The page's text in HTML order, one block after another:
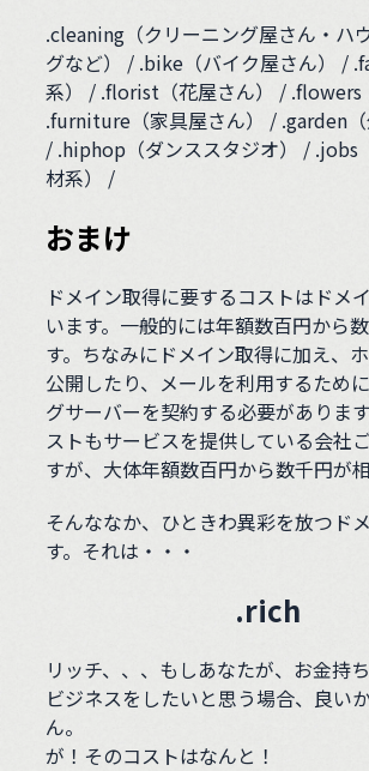
.cleaning（クリーニング屋さん・ハ
グなど） / .bike（バイク屋さん） /
系） / .florist（花屋さん） / .flowers
.furniture（家具屋さん） / .garden（
/ .hiphop（ダンススタジオ） / .jobs
材系） /
おまけ
ドメイン取得に要するコストはドメ
います。一般的には年額数百円から
す。ちなみにドメイン取得に加え、
公開したり、メールを利用するため
グサーバーを契約する必要がありま
ストもサービスを提供している会社
すが、大体年額数百円から数千円が相
そんななか、ひときわ異彩を放つド
す。それは・・・
.rich
リッチ、、、もしあなたが、お金持
ビジネスをしたいと思う場合、良い
ん。
が！そのコストはなんと！